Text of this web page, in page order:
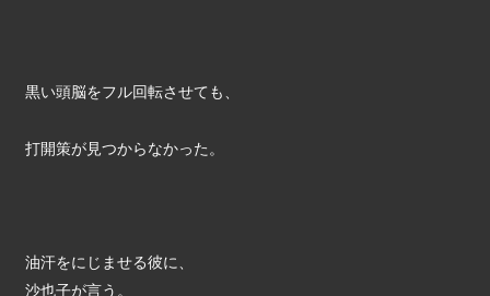
黒い頭脳をフル回転させても、
打開策が見つからなかった。
油汗をにじませる彼に、
沙也子が言う。